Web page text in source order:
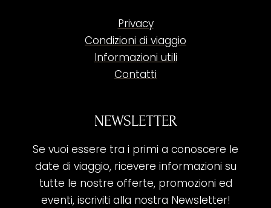
Privacy
Condizioni di viaggio
Informazioni utili
Contatti
NEWSLETTER
Se vuoi essere tra i primi a conoscere le
date di viaggio, ricevere informazioni su
tutte le nostre offerte, promozioni ed
eventi, iscriviti alla nostra Newsletter!